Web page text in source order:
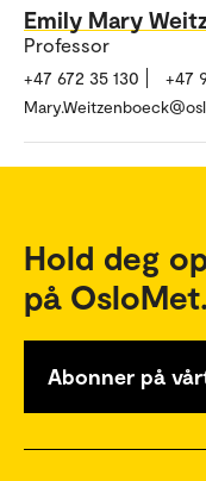
Emily Mary
Professor
+47 672 35 130 +47
Hold deg
på OsloMet.
Abonner på